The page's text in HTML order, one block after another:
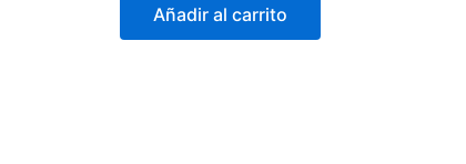
Añadir al carrito